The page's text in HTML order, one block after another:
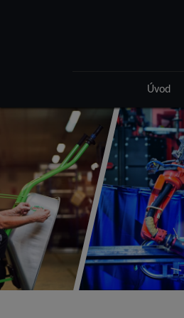
Úvod